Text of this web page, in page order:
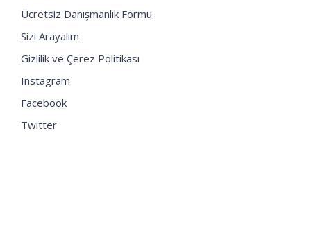
Ücretsiz Danışmanlık Formu
Sizi Arayalım
Gizlilik ve Çerez Politikası
Instagram
Facebook
Twitter